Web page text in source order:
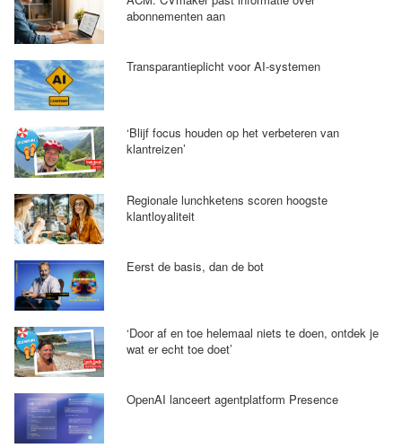
abonnementen aan
Transparantieplicht voor AI-systemen
‘Blijf focus houden op het verbeteren van
klantreizen’
Regionale lunchketens scoren hoogste
klantloyaliteit
Eerst de basis, dan de bot
‘Door af en toe helemaal niets te doen, ontdek je
wat er echt toe doet’
OpenAI lanceert agentplatform Presence